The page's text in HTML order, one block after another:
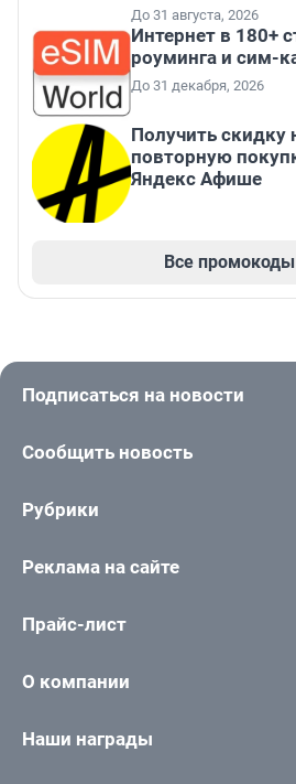
До 31 августа, 2026
Интернет в 180+
роуминга и сим-
До 31 декабря, 2026
Получить скидку
повторную
Яндекс Афише
Все промокоды
Подписаться на новости
Сообщить новость
Рубрики
Реклама на сайте
Прайс-лист
О компании
Наши награды